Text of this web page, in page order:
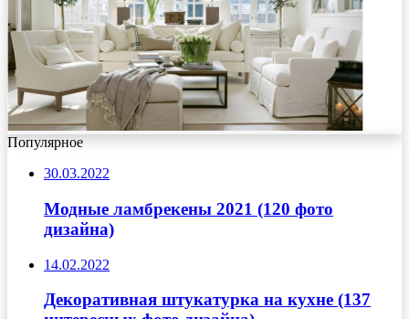
Популярное
30.03.2022
Модные ламбрекены 2021 (120 фото
дизайна)
14.02.2022
Декоративная штукатурка на кухне (137